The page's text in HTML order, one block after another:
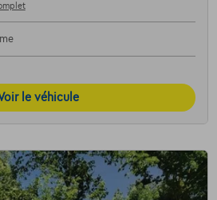
le véhicule